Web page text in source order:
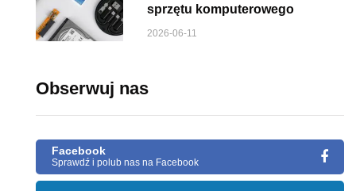
sprzętu komputerowego
2026-06-11
Obserwuj nas
Facebook
Sprawdź i polub nas na Facebook